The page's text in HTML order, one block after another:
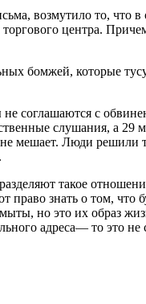
возмутило то,
торгового центра.
бомжей, которые
соглашаются с
слушания, а 29
мешает. Люди решили
такое
право знать о том, что
но это их образ
адреса— то это